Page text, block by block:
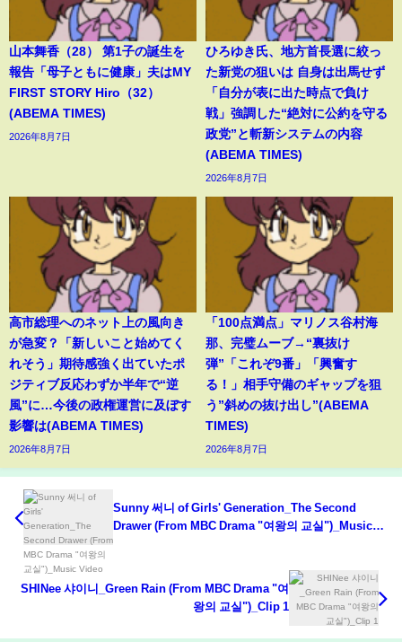
山本舞香（28） 第1子の誕生を
報告「母子ともに健康」夫はMY
FIRST STORY Hiro（32）
(ABEMA TIMES)
2026年8月7日
ひろゆき氏、地方首長選に絞っ
た新党の狙いは 自身は出馬せず
「自分が表に出た時点で負け
戦」強調した“絶対に公約を守る
政党”と斬新システムの内容
(ABEMA TIMES)
2026年8月7日
高市総理へのネット上の風向き
が急変？「新しいこと始めてく
れそう」期待感強く出ていたポ
ジティブ反応わずか半年で“逆
風”に…今後の政権運営に及ぼす
影響は(ABEMA TIMES)
2026年8月7日
「100点満点」マリノス谷村海
那、完璧ムーブ→“裏抜け
弾”「これぞ9番」「興奮す
る！」相手守備のギャップを狙
う”斜めの抜け出し”(ABEMA
TIMES)
2026年8月7日
Sunny 써니 of Girls' Generation_The Second
Drawer (From MBC Drama "여왕의 교실")_Music
SHINee 샤이니_Green Rain (From MBC Drama "여
왕의 교실")_Clip 1